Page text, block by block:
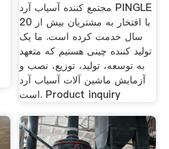
مجتمع کننده آسیاب آرد PINGLE
با افتخار به مشتریان بیش از 20
سال خدمت کرده است. ما یک
تولید کننده چینی هستیم که متعهد
به توسعه، تولید، توزیع، نصب و
آزمایش ماشین آلات آسیاب آرد
است. Product inquiry